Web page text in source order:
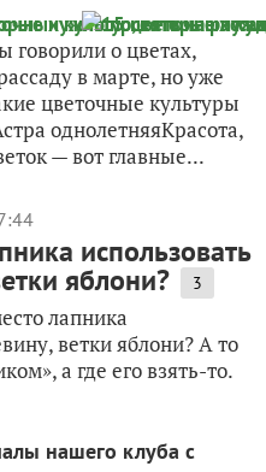
говорили о цветах,
в марте, но уже
цветочные культуры
однолетняяКрасота,
— вот главные...
использовать
яблони? 3
лапника
ветки яблони? А то
а где его взять-то.
нашего клуба с